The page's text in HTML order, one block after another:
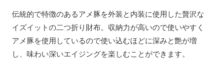
伝統的で特徴のあるアメ豚を外装と内装に使用した贅沢な
イズイットの二つ折り財布。収納力が高いので使いやすく
アメ豚を使用しているので使い込むほどに深みと艶が増
し、味わい深いエイジングを楽しむことができます。